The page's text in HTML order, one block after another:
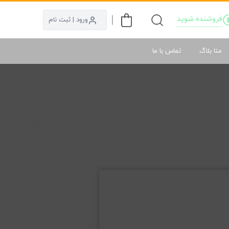
فروشنده شوید ورود | ثبت نام
متا بلاگ تماس با ما